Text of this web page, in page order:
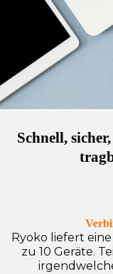
Schnell,
Ryoko liefert
zu 10 Geräte.